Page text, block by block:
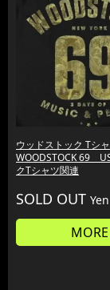
ウッドストック Tシ
WOODSTOCK 69
クTシャツ関連
SOLD OUT Yen
MORE